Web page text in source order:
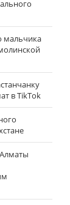
мальчика
в TikTok